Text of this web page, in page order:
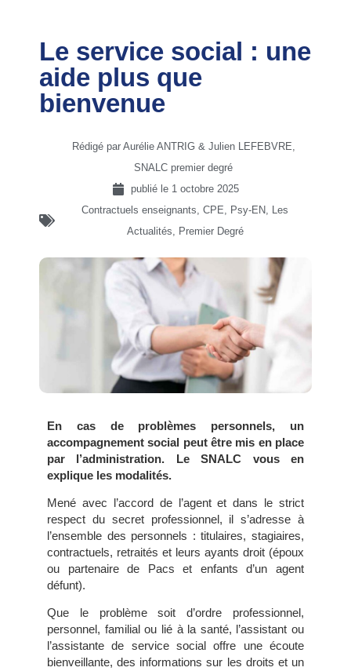
Le service social : une
aide plus que
bienvenue
Rédigé par Aurélie ANTRIG & Julien LEFEBVRE,
SNALC premier degré
publié le 1 octobre 2025
Contractuels enseignants, CPE, Psy-EN, Les
Actualités, Premier Degré
En cas de problèmes personnels, un
accompagnement social peut être mis en place
par l’administration. Le SNALC vous en
explique les modalités.
Mené avec l’accord de l’agent et dans le strict
respect du secret professionnel, il s’adresse à
l’ensemble des personnels : titulaires, stagiaires,
contractuels, retraités et leurs ayants droit (époux
ou partenaire de Pacs et enfants d’un agent
défunt).
Que le problème soit d’ordre professionnel,
personnel, familial ou lié à la santé, l’assistant ou
l’assistante de service social offre une écoute
bienveillante, des informations sur les droits et un